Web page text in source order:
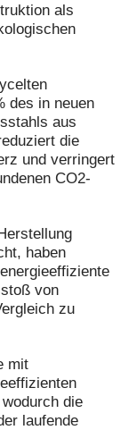
als
des in neuen
aus
die
und verringert
CO2-
haben
von
zu
mit
die
laufende